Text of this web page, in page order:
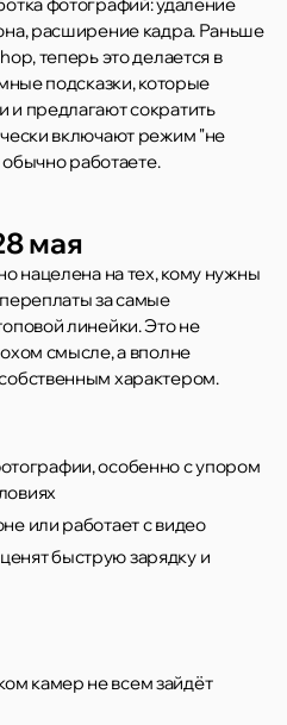
расширение кадра. Раньше
теперь это делается в
подсказки, которые
предлагают сократить
включают режим "не
обычно работаете.
мая
нацелена на тех, кому нужны
за самые
линейки. Это не
смысле, а вполне
характером.
особенно с упором
или работает с видео
быструю зарядку и
камер не всем зайдёт